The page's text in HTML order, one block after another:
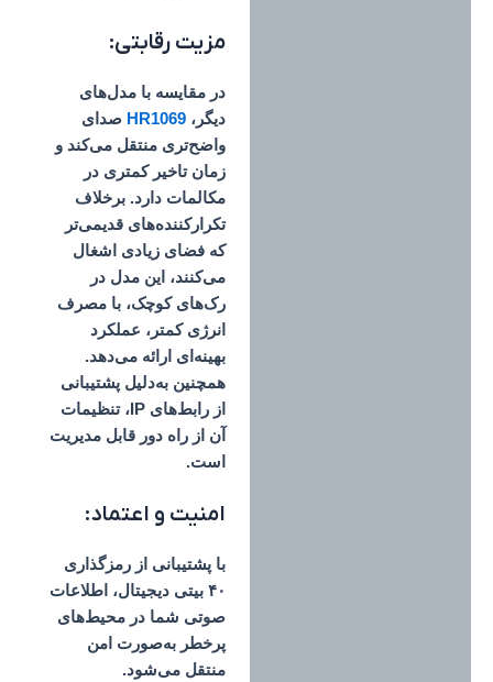
مزیت رقابتی:
در مقایسه با مدل‌های
دیگر، HR1069 صدای
واضح‌تری منتقل می‌کند و
زمان تاخیر کمتری در
مکالمات دارد. برخلاف
تکرارکننده‌های قدیمی‌تر
که فضای زیادی اشغال
می‌کنند، این مدل در
رک‌های کوچک، با مصرف
انرژی کمتر، عملکرد
بهینه‌ای ارائه می‌دهد.
همچنین به‌دلیل پشتیبانی
از رابط‌های IP، تنظیمات
آن از راه دور قابل مدیریت
است.
امنیت و اعتماد:
با پشتیبانی از رمزگذاری
۴۰ بیتی دیجیتال، اطلاعات
صوتی شما در محیط‌های
پرخطر به‌صورت امن
منتقل می‌شود.